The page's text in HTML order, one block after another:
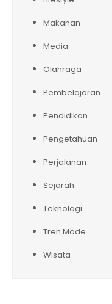
Makanan
Media
Olahraga
Pembelajaran
Pendidikan
Pengetahuan
Perjalanan
Sejarah
Teknologi
Tren Mode
Wisata